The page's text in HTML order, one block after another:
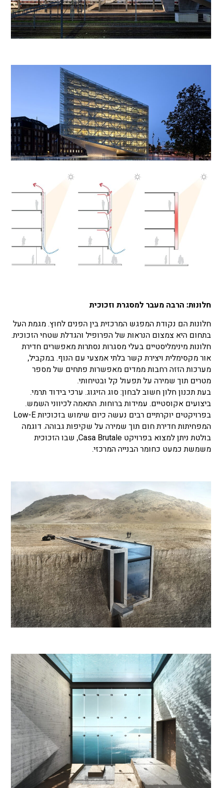
חלונות: הרבה מעבר למסגרת וזכוכית
חלונות הם נקודת המפגש המרכזית בין הפנים לחוץ. מגמת העל
בתחום היא צמצום הנראות של הפרופיל והגדלת שטחי הזכוכית.
חלונות מינימליסטיים בעלי מסגרות נסתרות מאפשרים חדירת
אור מקסימלית ויצירת קשר בלתי אמצעי עם הנוף. במקביל,
מערכות הזזה רחבות ממדים מאפשרות פתחים של מספר
מטרים תוך שמירה על תפעול קל ובטיחותי.
בעת תכנון חלון חשוב לבחון: סוג הזיגוג. ערכי בידוד תרמי.
ביצועים אקוסטיים. עמידות ברוחות. התאמה לכיווני השמש.
בפרויקטים יוקרתיים רבים נעשה כיום שימוש בזכוכיות Low-E
המפחיתות חדירת חום תוך שמירה על שקיפות גבוהה. דוגמה
בולטת ניתן למצוא בפרויקט Casa Brutale, שבו הזכוכית
משמשת כמעט כחומר הבנייה המרכזי.